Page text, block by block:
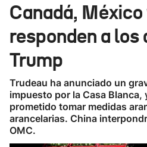
Canadá,
responden a los
Trump
Trudeau ha anunciado un
impuesto por la Casa Blanca,
prometido tomar medidas
arancelarias. China
OMC.